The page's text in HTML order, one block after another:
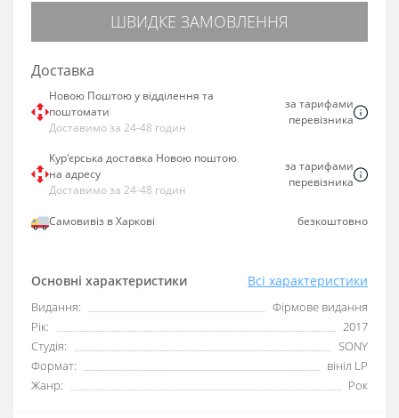
Основні характеристики Всі характеристики
Видання:
Фірмове видання
Рік:
2017
Студія:
SONY
Формат:
вініл LP
Жанр:
Рок
ШВИДКЕ ЗАМОВЛЕННЯ
Доставка
Новою Поштою у відділення та
поштомати
Доставимо за 24-48 годин
за тарифами
перевізника
Кур'єрська доставка Новою поштою
на адресу
Доставимо за 24-48 годин
за тарифами
перевізника
Самовивіз в Харкові безкоштовно